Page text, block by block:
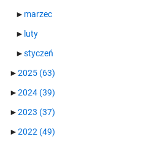
► marzec
► luty
►styczeń
►2025 (63)
►2024 (39)
►2023 (37)
►2022 (49)